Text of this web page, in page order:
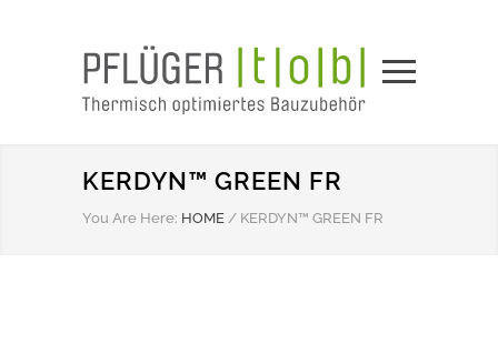
KERDYN™ GREEN FR
You Are Here: HOME / KERDYN™ GREEN FR